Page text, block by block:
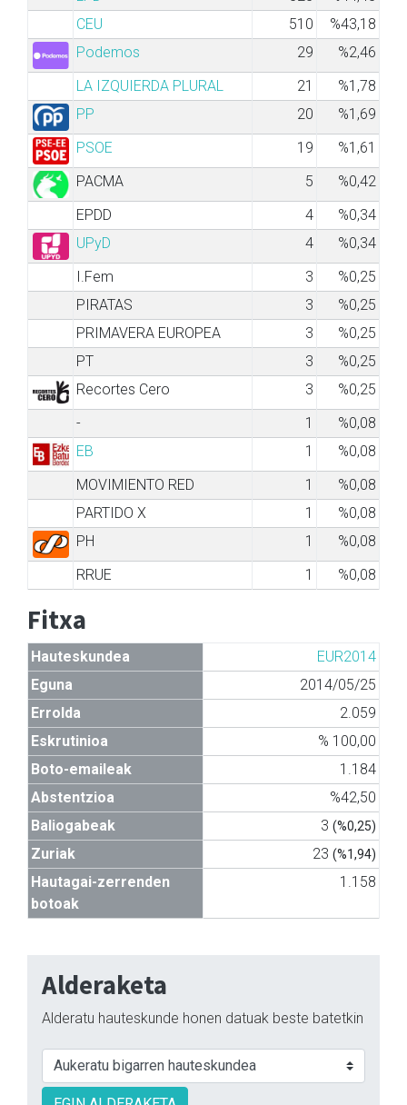
CEU
510
%43,18
Podemos
29
%2,46
LA IZQUIERDA PLURAL
21
%1,78
PP
20
%1,69
PSOE
19
%1,61
PACMA
5
%0,42
EPDD
4
%0,34
UPyD
4
%0,34
I.Fem
3
%0,25
PIRATAS
3
%0,25
PRIMAVERA EUROPEA
3
%0,25
PT
3
%0,25
Recortes Cero
3
%0,25
-
1
%0,08
EB
1
%0,08
MOVIMIENTO RED
1
%0,08
PARTIDO X
1
%0,08
PH
1
%0,08
RRUE
1 %0,08
Fitxa
Hauteskundea
EUR2014
Eguna
2014/05/25
Errolda
2.059
Eskrutinioa
% 100,00
Boto-emaileak
1.184
Abstentzioa
%42,50
Baliogabeak
3 (%0,25)
Zuriak 23 (%1,94)
Hautagai-zerrenden
botoak
1.158
Alderaketa
Alderatu hauteskunde honen datuak beste batetkin